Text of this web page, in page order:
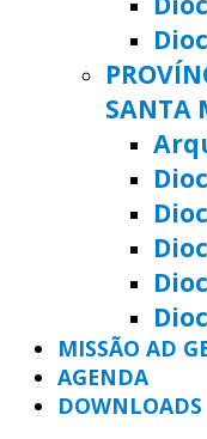
SANTA
MISSÃO AD
AGENDA
DOWNLOADS